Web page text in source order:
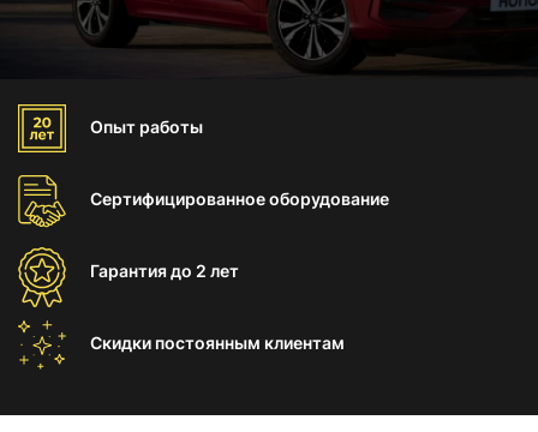
Опыт работы
Сертифицированноеоборудование
Гарантиядо 2 лет
Скидки постоянным клиентам